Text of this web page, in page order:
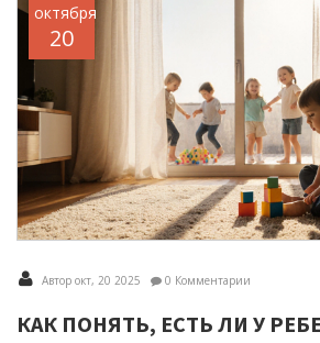
октября
20
Автор окт, 20 2025 0 Комментарии
КАК ПОНЯТЬ, ЕСТЬ ЛИ У